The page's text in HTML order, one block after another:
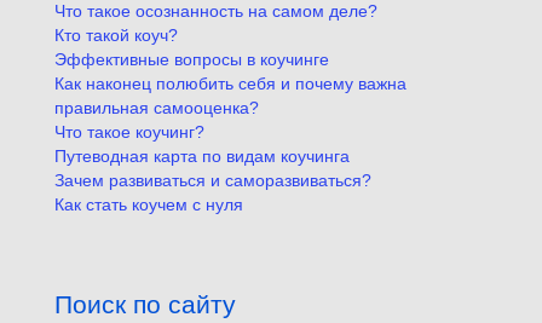
Что такое осознанность на самом деле?
Кто такой коуч?
Эффективные вопросы в коучинге
Как наконец полюбить себя и почему важна
правильная самооценка?
Что такое коучинг?
Путеводная карта по видам коучинга
Зачем развиваться и саморазвиваться?
Как стать коучем с нуля
Поиск по сайту